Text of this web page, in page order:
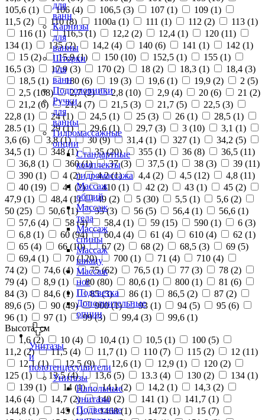
для
ванн
Карнизы
для
ванны
Шторки
для
ванн
Подголовники
Ручки
для
ванны
Гидромассажные
опции
Стандартные
комплекты
гидромассажа
Массаж
общий
Массаж
тела
Массаж
спины
Массаж
шиацу
Массаж
ног
Подсветка
Дополнительные
опции
Унитазы
и
полотенцесушители
Унитазы
Напольные
унитазы
Подвесные
105,6 (1) 106 (4) 106,5 (3) 107 (1) 109 (1)
11,5 (2) 110 (8) 1100а (1) 111 (1) 112 (2) 113 (1)
116 (1) 116,5 (1) 12,2 (2) 12,4 (1) 120 (11)
134 (1) 135 (2) 14,2 (4) 140 (6) 141 (1) 142 (1)
15 (2) 15,9 (1) 150 (10) 152,5 (1) 155 (1)
16,5 (3) 17,9 (3) 170 (2) 18 (2) 18,3 (1) 18,4 (3)
18,5 (1) 180 (6) 19 (3) 19,6 (1) 19,9 (2) 2 (5)
2,5 (108) 2,7 (2) 2,8 (10) 2,9 (4) 20 (6) 21 (2)
21,2 (6) 21,4 (7) 21,5 (3) 21,7 (5) 22,5 (3)
22,8 (1) 24 (1) 24,5 (1) 25 (3) 26 (1) 28,5 (1)
28.5 (1) 29 (1) 29,6 (1) 29,7 (3) 3 (10) 3,1 (1)
3,6 (6) 3,8 (1) 30 (9) 31,4 (1) 327 (1) 34,2 (5)
34,5 (1) 348 (1) 35 (20) 355 (1) 36 (8) 36,5 (11)
36,8 (1) 360 (1) 37 (3) 37,5 (1) 38 (3) 39 (11)
390 (1) 4 (2) 4,2 (1) 4,4 (2) 4,5 (12) 4,8 (11)
40 (19) 41 (2) 410 (1) 42 (2) 43 (1) 45 (2)
47,9 (1) 48,4 (1) 49 (2) 5 (30) 5,5 (1) 5,6 (2)
50 (25) 50,6 (1) 55 (3) 56 (5) 56,4 (1) 56,6 (1)
57,6 (4) 58 (4) 58,4 (1) 59 (15) 590 (1) 6 (3)
6,8 (1) 60 (94) 60,4 (4) 61 (4) 610 (4) 62 (1)
65 (4) 66 (10) 67 (2) 68 (2) 68,5 (3) 69 (5)
69,4 (1) 70 (120) 700 (1) 71 (4) 710 (4)
74 (2) 74,6 (4) 75 (62) 76,5 (1) 77 (3) 78 (2)
79 (4) 8,9 (1) 80 (80) 80,6 (1) 800 (1) 81 (6)
84 (3) 84,6 (1) 85 (3) 86 (1) 86,5 (2) 87 (2)
89,6 (5) 90 (49) 900 (1) 93 (1) 94 (5) 95 (6)
96 (1) 97 (1) 99 (3) 99,4 (3) 99,6 (1)
Высота, см
1,6 (2) 10 (4) 10,4 (1) 10,5 (1) 100 (5)
11,2 (2) 11,5 (4) 11,7 (1) 110 (7) 115 (2) 12 (11)
12,1 (1) 12,5 (9) 12,6 (1) 12,9 (1) 120 (2)
125 (1) 13,5 (4) 13,6 (5) 13.3 (4) 130 (2) 134 (1)
139 (1) 14 (1) 14,1 (2) 14,2 (1) 14,3 (2)
14,6 (4) 14,7 (2) 140 (2) 141 (1) 141,7 (1)
144,8 (1) 145 (1) 1468 (1) 1472 (1) 15 (7)